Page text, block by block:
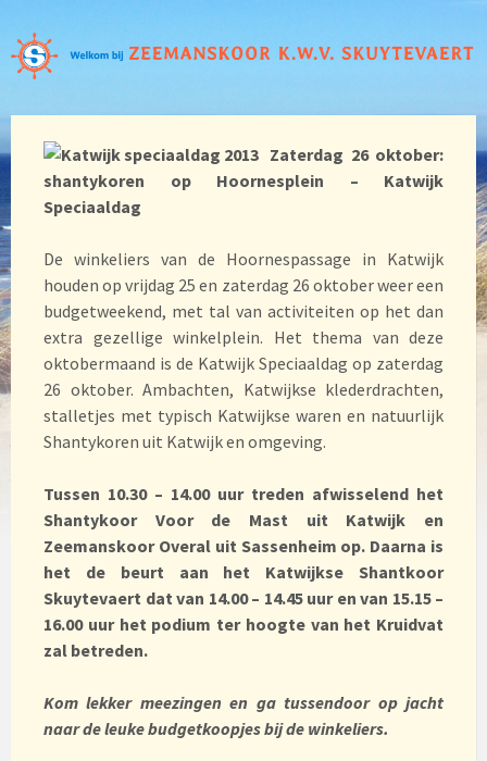
Zaterdag 26 oktober:
shantykoren op Hoornesplein – Katwijk
Speciaaldag
De winkeliers van de Hoornespassage in Katwijk
houden op vrijdag 25 en zaterdag 26 oktober weer een
budgetweekend, met tal van activiteiten op het dan
extra gezellige winkelplein. Het thema van deze
oktobermaand is de Katwijk Speciaaldag op zaterdag
26 oktober. Ambachten, Katwijkse klederdrachten,
stalletjes met typisch Katwijkse waren en natuurlijk
Shantykoren uit Katwijk en omgeving.
Tussen 10.30 – 14.00 uur treden afwisselend het
Shantykoor Voor de Mast uit Katwijk en
Zeemanskoor Overal uit Sassenheim op. Daarna is
het de beurt aan het Katwijkse Shantkoor
Skuytevaert dat van 14.00 – 14.45 uur en van 15.15 –
16.00 uur het podium ter hoogte van het Kruidvat
zal betreden.
Kom lekker meezingen en ga tussendoor op jacht
naar de leuke budgetkoopjes bij de winkeliers.